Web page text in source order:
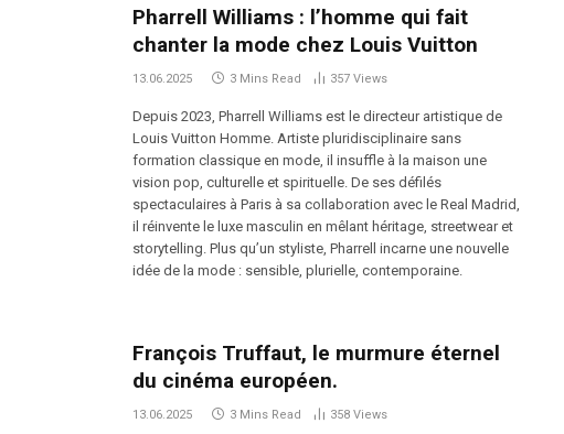
Pharrell Williams : l’homme qui fait
chanter la mode chez Louis Vuitton
13.06.2025 3 Mins Read 357 Views
Depuis 2023, Pharrell Williams est le directeur artistique de
Louis Vuitton Homme. Artiste pluridisciplinaire sans
formation classique en mode, il insuffle à la maison une
vision pop, culturelle et spirituelle. De ses défilés
spectaculaires à Paris à sa collaboration avec le Real Madrid,
il réinvente le luxe masculin en mêlant héritage, streetwear et
storytelling. Plus qu’un styliste, Pharrell incarne une nouvelle
idée de la mode : sensible, plurielle, contemporaine.
François Truffaut, le murmure éternel
du cinéma européen.
13.06.2025 3 Mins Read 358 Views